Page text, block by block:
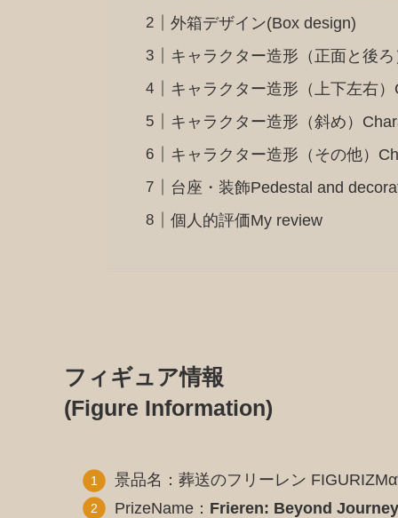
外箱デザイン(Box design)
キャラクター造形（正面と後
キャラクター造形（上下左右
キャラクター造形（斜め）
キャラクター造形（その他）
台座・装飾Pedestal and
個人的評価My review
フィギュア情報
(Figure Information)
景品名：葬送のフリーレン
PrizeName： Frieren: Beyond